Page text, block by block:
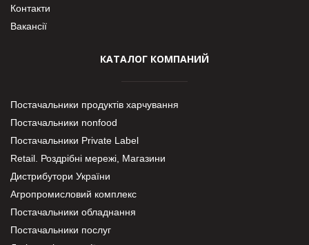
Контакти
Вакансії
КАТАЛОГ КОМПАНИЙ
Постачальники продуктів харчування
Постачальники nonfood
Постачальники Private Label
Retail. Роздрібні мережі, Магазини
Дистрибутори України
Агропромисловий комплекс
Постачальники обладнання
Постачальники послуг